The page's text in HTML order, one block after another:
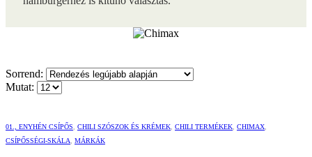
Sorrend:
Mutat:
01., ENYHÉN CSÍPŐS CHILI SZÓSZOK ÉS KRÉMEK CHILI TERMÉKEK CHIMAX
CSÍPŐSSÉGI-SKÁLA
MÁRKÁK